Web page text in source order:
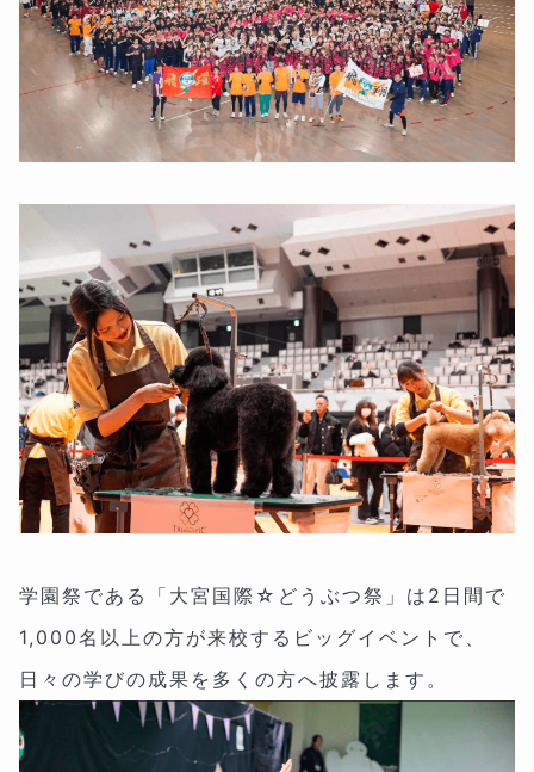
学園祭である「大宮国際☆どうぶつ祭」は2日間で
1,000名以上の方が来校するビッグイベントで、
日々の学びの成果を多くの方へ披露します。